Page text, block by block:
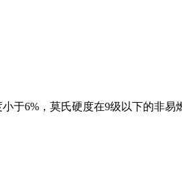
6%，莫氏硬度在9级以下的非